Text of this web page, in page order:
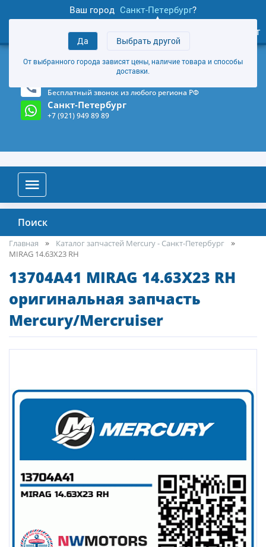
Ваш город Санкт-Петербург?
Да Выбрать другой
От выбранного города зависят цены, наличие товара и способы
доставки.
товаров
Личный кабинет
+7 (921) 949 89 89
Магазин и склад в Санкт-Петербурге (Карта)
Бесплатный звонок из любого региона РФ
Санкт-Петербург
+7 (921) 949 89 89
Поиск
Главная
Каталог запчастей Mercury - Санкт-Петербург
MIRAG 14.63X23 RH
13704A41 MIRAG 14.63X23 RH
оригинальная запчасть
Mercury/Mercruiser